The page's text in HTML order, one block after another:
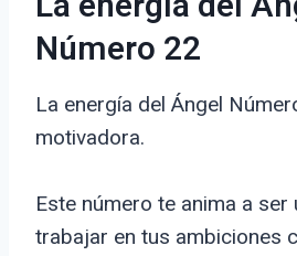
Número 22
La energía del Ángel
motivadora.
Este número te anima a ser
trabajar en tus ambiciones